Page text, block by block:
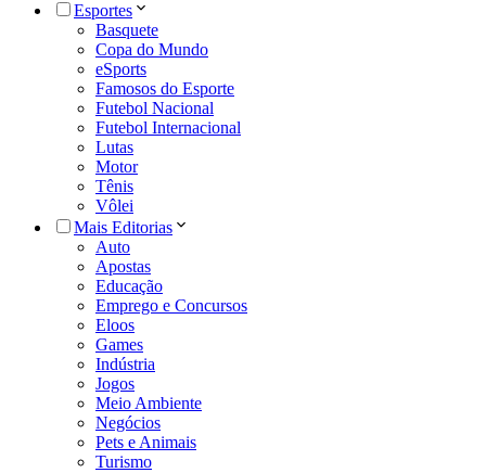
Esportes
Basquete
Copa do Mundo
eSports
Famosos do Esporte
Futebol Nacional
Futebol Internacional
Lutas
Motor
Tênis
Vôlei
Mais Editorias
Auto
Apostas
Educação
Emprego e Concursos
Eloos
Games
Indústria
Jogos
Meio Ambiente
Negócios
Pets e Animais
Turismo